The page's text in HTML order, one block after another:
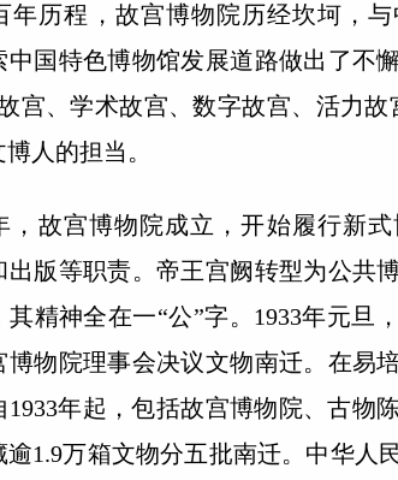
年历程，故宫博物院历经坎坷，
中国特色博物馆发展道路做出了不
宫、学术故宫、数字故宫、活力
人的担当。
故宫博物院成立，开始履行新式
出版等职责。帝王宫阙转型为公共
其精神全在一“公”字。1933年元旦
博物院理事会决议文物南迁。在易
1933年起，包括故宫博物院、古物
逾1.9万箱文物分五批南迁。中华人